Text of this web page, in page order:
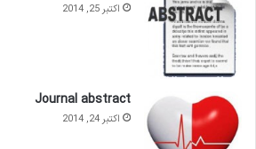
اکتبر 25, 2014
Journal abstract
اکتبر 24, 2014